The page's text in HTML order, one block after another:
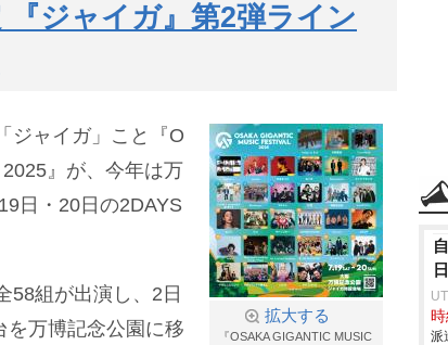
ジャイガ』第2弾ライン
拡大する
『OSAKA GIGANTIC MUSIC
ジャイガ」こと『O
』が、今年は万
日・20日の2DAYS
58組が出演し、2日
を万博記念公園に移
派